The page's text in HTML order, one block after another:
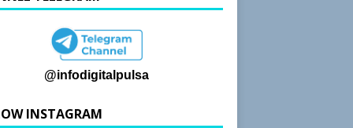
@infodigitalpulsa
INSTAGRAM